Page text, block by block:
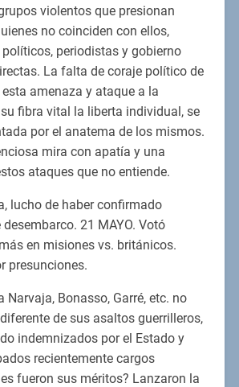
violentos que presionan
no coinciden con ellos,
periodistas y gobierno
La falta de coraje político de
amenaza y ataque a la
fibra vital la liberta individual, se
por el anatema de los mismos.
mira con apatía y una
ataques que no entiende.
lucho de haber confirmado
21 MAYO. Votó
en misiones vs. británicos.
presunciones.
Narvaja, Bonasso, Garré, etc. no
de sus asaltos guerrilleros,
indemnizados por el Estado y
recientemente cargos
fueron sus méritos? Lanzaron la